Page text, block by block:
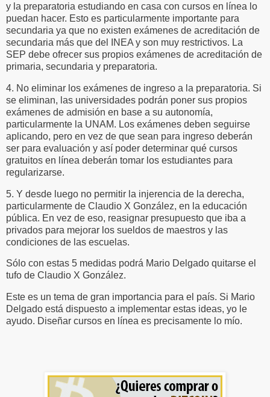
y la preparatoria estudiando en casa con cursos en línea lo
puedan hacer. Esto es particularmente importante para
secundaria ya que no existen exámenes de acreditación de
secundaria más que del INEA y son muy restrictivos. La
SEP debe ofrecer sus propios exámenes de acreditación de
primaria, secundaria y preparatoria.
4. No eliminar los exámenes de ingreso a la preparatoria. Si
se eliminan, las universidades podrán poner sus propios
exámenes de admisión en base a su autonomía,
particularmente la UNAM. Los exámenes deben seguirse
aplicando, pero en vez de que sean para ingreso deberán
ser para evaluación y así poder determinar qué cursos
gratuitos en línea deberán tomar los estudiantes para
regularizarse.
5. Y desde luego no permitir la injerencia de la derecha,
particularmente de Claudio X González, en la educación
pública. En vez de eso, reasignar presupuesto que iba a
privados para mejorar los sueldos de maestros y las
condiciones de las escuelas.
Sólo con estas 5 medidas podrá Mario Delgado quitarse el
tufo de Claudio X González.
Este es un tema de gran importancia para el país. Si Mario
Delgado está dispuesto a implementar estas ideas, yo le
ayudo. Diseñar cursos en línea es precisamente lo mío.